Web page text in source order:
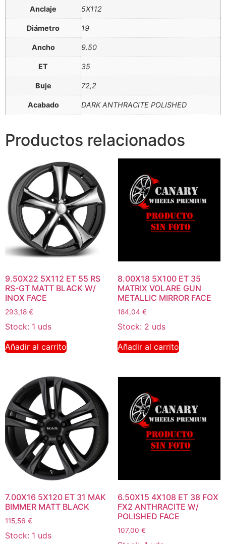
Anclaje 5X112
Diámetro 19
Ancho 9.50
ET 35
Buje 72,2
Acabado DARK ANTHRACITE POLISHED
Productos relacionados
9.50X22 5X112 ET 55 RS
RS-GT MATT BLACK W/
INOX FACE
293,18 €
Stock: 1 uds
Añadir al carrito
8.00X18 5X100 ET 35
MATRIX VOLARE GUN
METALLIC MIRROR FACE
184,04 €
Stock: 2 uds
Añadir al carrito
7.00X16 5X120 ET 31 MAK
BIMMER MATT BLACK
115,56 €
Stock: 1 uds
6.50X15 4X108 ET 38 FOX
FX2 ANTHRACITE W/
POLISHED FACE
107,00 €